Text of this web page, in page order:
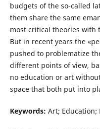
budgets of the so-called
them share the same
most critical theories with
But in recent years the
pushed to problematize
different points of view,
no education or art
space that both put into
Keywords: Art; Education;